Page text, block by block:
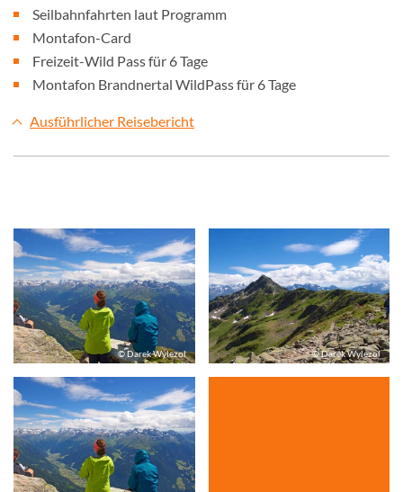
Seilbahnfahrten laut Programm
Montafon-Card
Freizeit-Wild Pass für 6 Tage
Montafon Brandnertal WildPass für 6 Tage
Ausführlicher Reisebericht
© Darek Wylezol © Darek Wylezol